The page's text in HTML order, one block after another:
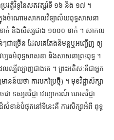
រវត្តិវិទូនៃសតវត្សរ៍ទី ១៦ និង ១៧ ។
ងចំណោមសាកលវិទ្យាល័យពុទ្ធសាសនា
ាក់ និងសិស្សជាង ១០០០ នាក់ ។ សាកល
ៗជាច្រើន ដែលគេតែងនិមន្តឬអញ្ជើញ ឲ្យ
ប្បធម៌ពុទ្ធសាសនា និងសាសនាព្រះពុទ្ធ ។
ល្បីល្បាញជាងគេ ។ ព្រះអតិសៈគឺជាអ្នក
នន័យថា ការបកប្រែថ្មី) ។ មុខវិជ្ជាសិក្សា
ស្សនវិជ្ជា វេយ្យាករណ៍ បរមតវិជ្ជា
ដ៏សំខាន់បំផុតនៅទីនេះគឺ ការសិក្សាអំពី ពុទ្ធ